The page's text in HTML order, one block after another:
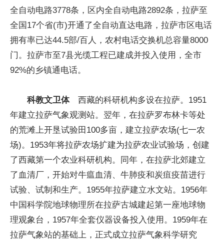
全自动电路3778条，区内全自动电路2892条，拉萨至
全国17个省(市)开通了全自动直达电路，拉萨市区电话
拥有率已达44.5部/百人，农村电话交换机总容量8000
门。拉萨市至7县光缆工程已建成并投入使用，全市
92%的乡镇通电话。
科教文卫体西藏的科研机构多设在拉萨。1951
年建立拉萨气象观测站。翌年，在拉萨罗布林卡等处
的荒滩上开垦试验田100多亩，建立拉萨农场(七一农
场)。1953年将拉萨农场扩建为拉萨农业试验场，创建
了西藏第一个农业科研机构。同年，在拉萨北郊建立
了血清厂，开始对牛瘟血清、牛肺疫和炭疽疫苗进行
试验、试制和生产。1955年拉萨建立水文站。1956年
中国科学院地球物理所在拉萨古城建起第一座地球物
理观象台，1957年全套仪器设备投入使用。1959年在
拉萨气象站的基础上，正式成立拉萨气象科学研究